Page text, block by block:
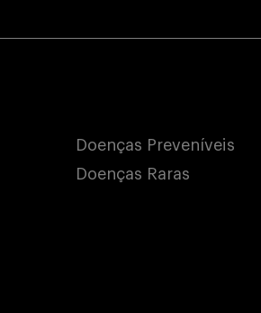
Doenças Preveníveis
Doenças Raras